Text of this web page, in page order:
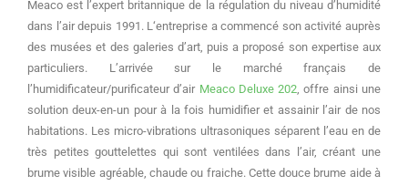
Meaco est l’expert britannique de la régulation du niveau d’humidité
dans l’air depuis 1991. L‘entreprise a commencé son activité auprès
des musées et des galeries d’art, puis a proposé son expertise aux
particuliers. L’arrivée sur le marché français de
l’humidificateur/purificateur d’air Meaco Deluxe 202, offre ainsi une
solution deux-en-un pour à la fois humidifier et assainir l’air de nos
habitations. Les micro-vibrations ultrasoniques séparent l’eau en de
très petites gouttelettes qui sont ventilées dans l’air, créant une
brume visible agréable, chaude ou fraiche. Cette douce brume aide à